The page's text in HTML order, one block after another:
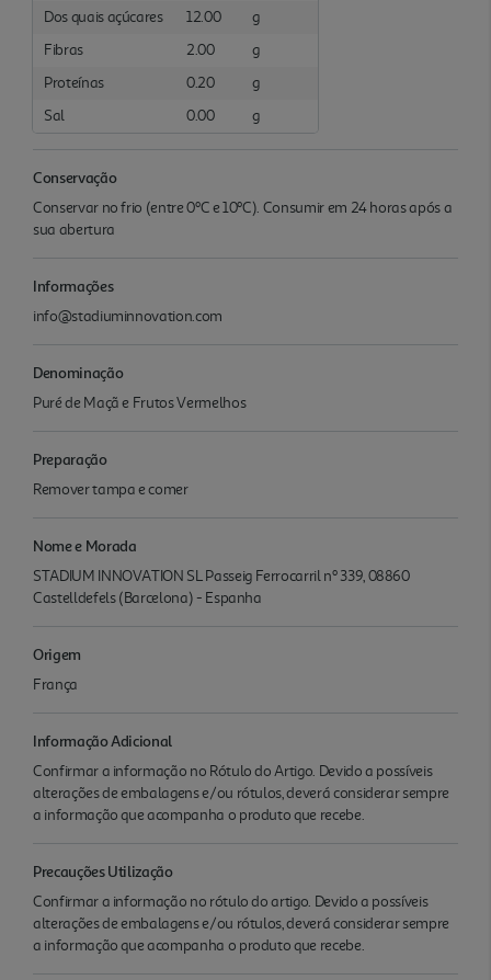
Dos quais açúcares 12.00
g
Fibras
2.00
g
Proteínas
0.20
g
Sal
0.00 g
Conservação
Conservar no frio (entre 0ºC e 10ºC). Consumir em 24 horas após a
sua abertura
Informações
info@stadiuminnovation.com
Denominação
Puré de Maçã e Frutos Vermelhos
Preparação
Remover tampa e comer
Nome e Morada
STADIUM INNOVATION SL Passeig Ferrocarril nº 339, 08860
Castelldefels (Barcelona) - Espanha
Origem
França
Informação Adicional
Confirmar a informação no Rótulo do Artigo. Devido a possíveis
alterações de embalagens e/ou rótulos, deverá considerar sempre
a informação que acompanha o produto que recebe.
Precauções Utilização
Confirmar a informação no rótulo do artigo. Devido a possíveis
alterações de embalagens e/ou rótulos, deverá considerar sempre
a informação que acompanha o produto que recebe.